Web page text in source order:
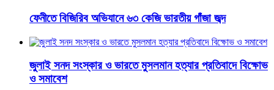
ফেনীতে বিজিরিব অভিযানে ৬৩ কেজি ভারতীয় গাঁজা জব্দ
জুলাই সনদ সংস্কার ও ভারতে মুসলমান হত্যার প্রতিবাদে বিক্ষোভ
ও সমাবেশ